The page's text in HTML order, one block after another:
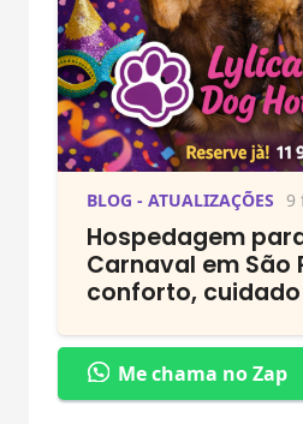
BLOG - ATUALIZAÇÕES 9
Hospedagem
Carnaval em São
conforto,
Me chama no Zap